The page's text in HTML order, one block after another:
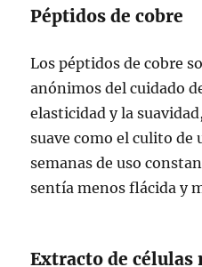
Péptidos de cobre
Los péptidos de cobre
anónimos del cuidado
elasticidad y la
suave como el culito de
semanas de uso
sentía menos flácida y
Extracto de células